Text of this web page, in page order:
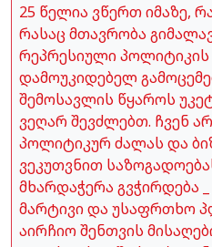
25 წელია ვწერთ იმაზე,
რასაც მთავრობა
რეპრესიული პოლიტიკის
დამოუკიდებელ
შემოსავლის წყაროს
ვეღარ შევძლებთ. ჩვენ
პოლიტიკურ ძალას და
ვეკუთვნით
მხარდაჭერა გვჭირდება
მარტივი და უსაფრთხო
აირჩიო შენთვის